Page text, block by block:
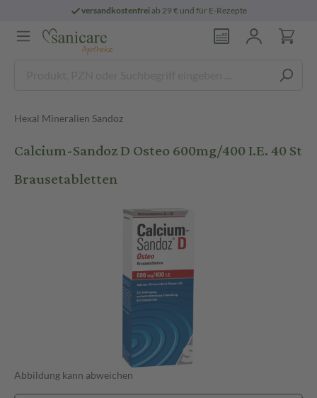
versandkostenfreiab 29 € und für E-Rezepte
Hexal Mineralien Sandoz
Calcium-Sandoz D Osteo 600mg/400 I.E. 40 St
Brausetabletten
Abbildung kann abweichen